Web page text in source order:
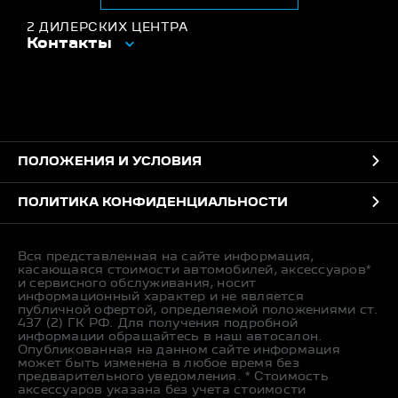
2 ДИЛЕРСКИХ ЦЕНТРА
Контакты
ПОЛОЖЕНИЯ И УСЛОВИЯ
ПОЛИТИКА КОНФИДЕНЦИАЛЬНОСТИ
Вся представленная на сайте информация,
касающаяся стоимости автомобилей, аксессуаров*
и сервисного обслуживания, носит
информационный характер и не является
публичной офертой, определяемой положениями ст.
437 (2) ГК РФ. Для получения подробной
информации обращайтесь в наш автосалон.
Опубликованная на данном сайте информация
может быть изменена в любое время без
предварительного уведомления. * Стоимость
аксессуаров указана без учета стоимости